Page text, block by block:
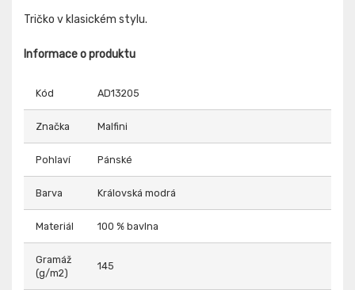
Tričko v klasickém stylu.
Informace o produktu
Kód AD13205
Značka Malfini
Pohlaví Pánské
Barva Královská modrá
Materiál 100 % bavlna
Gramáž
(g/m2)
145